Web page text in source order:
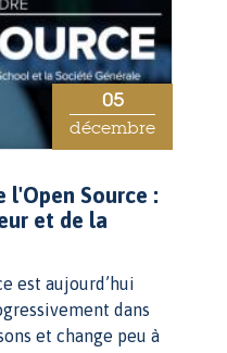
05
décembre
l'Open Source :
et de la
est aujourd’hui
dans
et change peu à